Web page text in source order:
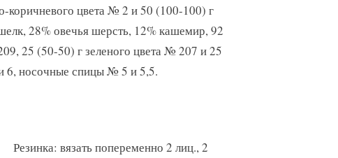
коричневого цвета № 2 и 50 (100-100) г
28% овечья шерсть, 12% кашемир, 92
25 (50-50) г зеленого цвета № 207 и 25
6, носочные спицы № 5 и 5,5.
Резинка: вязать попеременно 2 лиц., 2